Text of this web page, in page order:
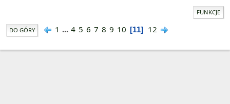
FUNKCJE
DO GÓRY 1 ... 4 5 6 7 8 9 10 11 12